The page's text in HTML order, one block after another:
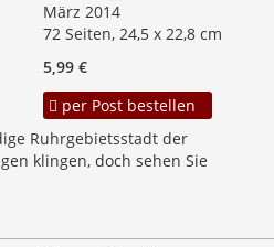
März 2014
72 Seiten, 24,5 x 22,8 cm
5,99 €
per Post bestellen
Ruhrgebietsstadt der
klingen, doch sehen Sie